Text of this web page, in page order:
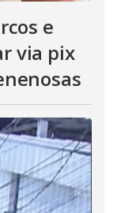
e
via pix